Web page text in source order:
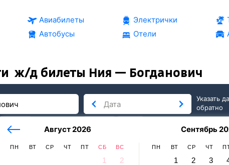
Авиабилеты
Автобусы
Электрички
Отели
ж/д билеты Ния — Богданович
Август 2026
ПН ВТ СР ЧТ ПТ СБ ВС
1
2
Сентябрь
ПН ВТ СР ЧТ
1 2 3
послезавтра
Указать
обратно